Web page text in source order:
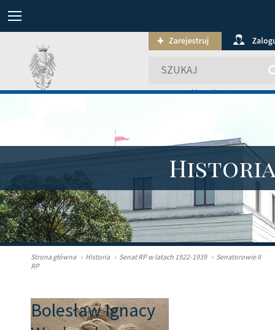
wyszukiwanie
Strona główna › Historia › Senat RP w latach 1922-1939 › Senatorowie II
RP
Bolesław Ignacy